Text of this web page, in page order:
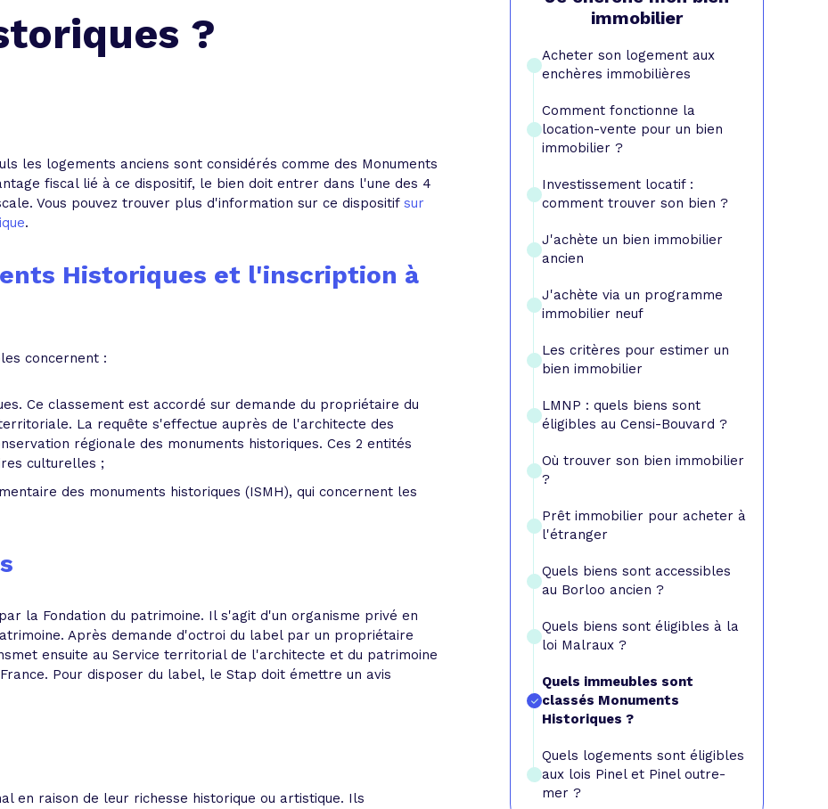
les outils prêt immobilier
taux !
taux !
Toutes les simulations de rachat de crédit
de crédits
?
les logements anciens sont considérés comme des Monuments
fiscal lié à ce dispositif, le bien doit entrer dans l'une des 4
Vous pouvez trouver plus d'information sur ce dispositif sur
.
Historiques et l'inscription à
concernent :
Ce classement est accordé sur demande du propriétaire du
La requête s'effectue auprès de l'architecte des
régionale des monuments historiques. Ces 2 entités
culturelles ;
des monuments historiques (ISMH), qui concernent les
la Fondation du patrimoine. Il s'agit d'un organisme privé en
Après demande d'octroi du label par un propriétaire
ensuite au Service territorial de l'architecte et du patrimoine
Pour disposer du label, le Stap doit émettre un avis
en raison de leur richesse historique ou artistique. Ils
immobilier
Acheter son logement aux
enchères immobilières
Comment fonctionne la
location-vente pour un bien
immobilier ?
Investissement locatif :
comment trouver son bien ?
J'achète un bien immobilier
ancien
J'achète via un programme
immobilier neuf
Les critères pour estimer un
bien immobilier
LMNP : quels biens sont
éligibles au Censi-Bouvard ?
Où trouver son bien immobilier
?
Prêt immobilier pour acheter à
l'étranger
Quels biens sont accessibles
au Borloo ancien ?
Quels biens sont éligibles à la
loi Malraux ?
Quels immeubles sont
classés Monuments
Historiques ?
Quels logements sont éligibles
aux lois Pinel et Pinel outre-
mer ?